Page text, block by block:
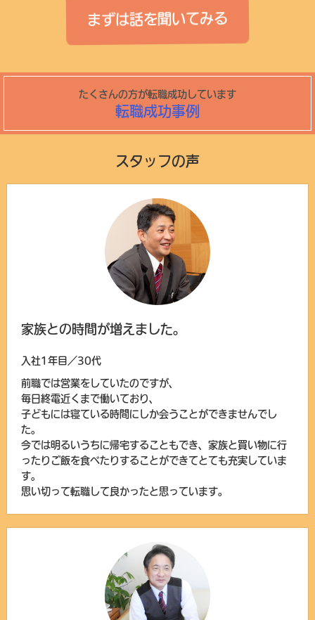
まずは話を聞いてみる
たくさんの方が転職成功しています
転職成功事例
スタッフの声
家族との時間が増えました。
入社1年目／30代
前職では営業をしていたのですが、
毎日終電近くまで働いており、
子どもには寝ている時間にしか会うことができませんでし
た。
今では明るいうちに帰宅することもでき、家族と買い物に行
ったりご飯を食べたりすることができてとても充実していま
す。
思い切って転職して良かったと思っています。